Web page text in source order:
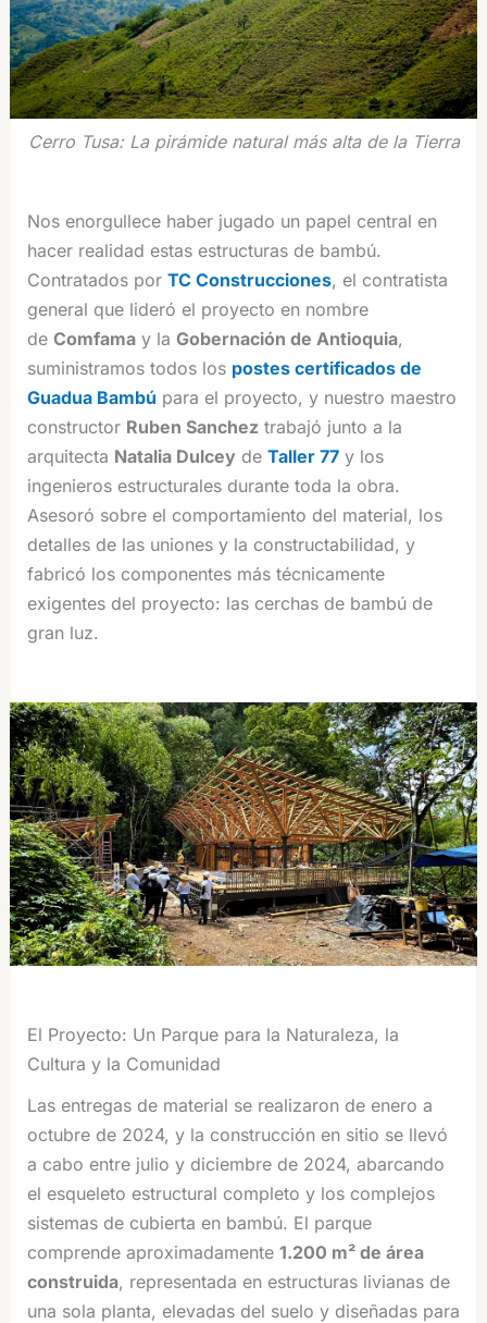
Cerro Tusa: La pirámide natural más alta de la Tierra
Nos enorgullece haber jugado un papel central en
hacer realidad estas estructuras de bambú.
Contratados por TC Construcciones, el contratista
general que lideró el proyecto en nombre
de Comfama y la Gobernación de Antioquia,
suministramos todos los postes certificados de
Guadua Bambú para el proyecto, y nuestro maestro
constructor Ruben Sanchez trabajó junto a la
arquitecta Natalia Dulcey de Taller 77 y los
ingenieros estructurales durante toda la obra.
Asesoró sobre el comportamiento del material, los
detalles de las uniones y la constructabilidad, y
fabricó los componentes más técnicamente
exigentes del proyecto: las cerchas de bambú de
gran luz.
El Proyecto: Un Parque para la Naturaleza, la
Cultura y la Comunidad
Las entregas de material se realizaron de enero a
octubre de 2024, y la construcción en sitio se llevó
a cabo entre julio y diciembre de 2024, abarcando
el esqueleto estructural completo y los complejos
sistemas de cubierta en bambú. El parque
comprende aproximadamente 1.200 m² de área
construida, representada en estructuras livianas de
una sola planta, elevadas del suelo y diseñadas para